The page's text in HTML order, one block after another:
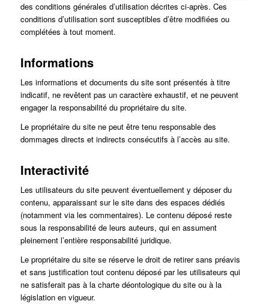
des conditions générales d’utilisation décrites ci-après. Ces
conditions d’utilisation sont susceptibles d’être modifiées ou
complétées à tout moment.
Informations
Les informations et documents du site sont présentés à titre
indicatif, ne revêtent pas un caractère exhaustif, et ne peuvent
engager la responsabilité du propriétaire du site.
Le propriétaire du site ne peut être tenu responsable des
dommages directs et indirects consécutifs à l’accès au site.
Interactivité
Les utilisateurs du site peuvent éventuellement y déposer du
contenu, apparaissant sur le site dans des espaces dédiés
(notamment via les commentaires). Le contenu déposé reste
sous la responsabilité de leurs auteurs, qui en assument
pleinement l’entière responsabilité juridique.
Le propriétaire du site se réserve le droit de retirer sans préavis
et sans justification tout contenu déposé par les utilisateurs qui
ne satisferait pas à la charte déontologique du site ou à la
législation en vigueur.